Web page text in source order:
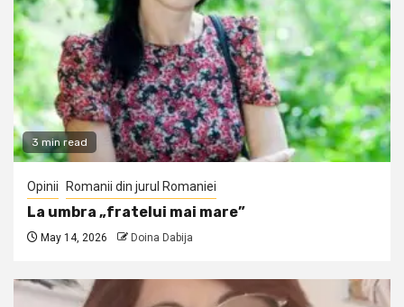
3 min read
Opinii Romanii din jurul Romaniei
La umbra „fratelui mai mare”
May 14, 2026 Doina Dabija